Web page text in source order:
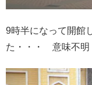
9時半になって開館
た・・・ 意味不明